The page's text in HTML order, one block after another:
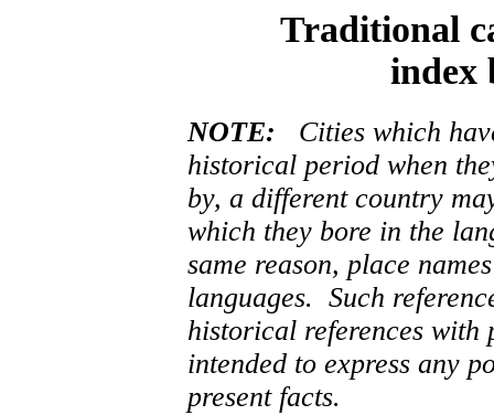
Traditional
index
NOTE: Cities which
historical period when
by, a different country
which they bore in the
same reason, place
languages. Such
historical references with
intended to express any
present facts.